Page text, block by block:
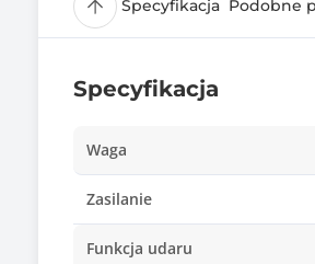
Specyfikacja Podobne
Specyfikacja
Waga
Zasilanie
Funkcja udaru